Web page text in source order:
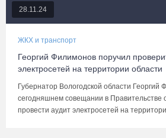
28.11.24
ЖКХ и транспорт
Георгий Филимонов поручил
электросетей на территории области
Губернатор Вологодской области Георгий
сегодняшнем совещании в Правительстве
провести аудит электросетей на